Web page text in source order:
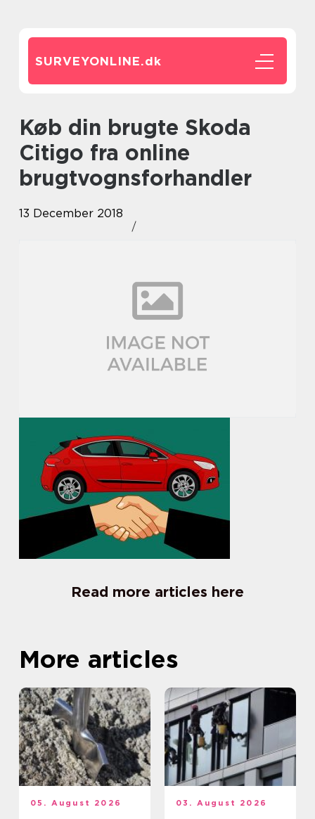
SURVEYONLINE.dk
Køb din brugte Skoda
Citigo fra online
brugtvognsforhandler
13 December 2018
Read more articles here
More articles
05. August 2026 03. August 2026